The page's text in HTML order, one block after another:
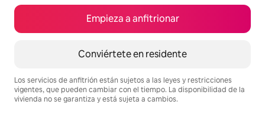
Empieza a anfitrionar
Conviértete en residente
Los servicios de anfitrión están sujetos a las leyes y restricciones
vigentes, que pueden cambiar con el tiempo. La disponibilidad de la
vivienda no se garantiza y está sujeta a cambios.